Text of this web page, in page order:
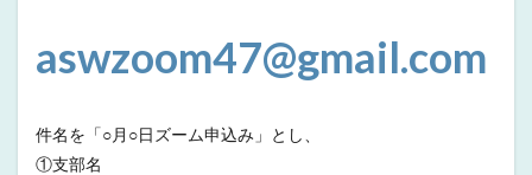
aswzoom47@gmail.com
件名を「○月○日ズーム申込み」とし、
①支部名